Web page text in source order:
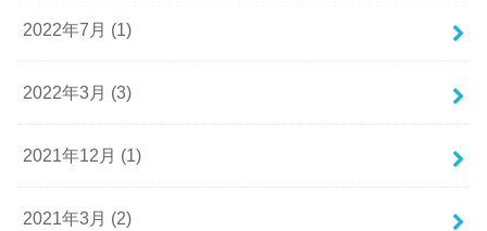
2022年7月 (1)
2022年3月 (3)
2021年12月 (1)
2021年3月 (2)